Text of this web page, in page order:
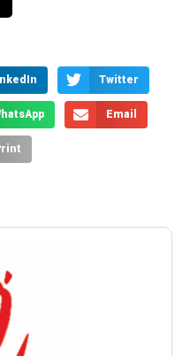
Twitter
Email